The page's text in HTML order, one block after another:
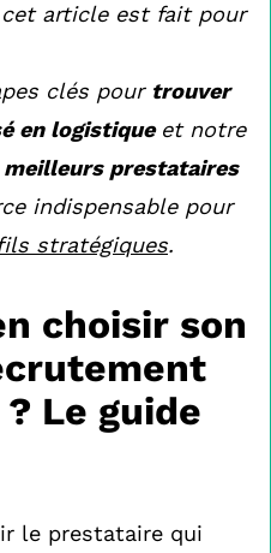
cet article est fait pour
clés pour trouver
en logistique et notre
meilleurs prestataires
indispensable pour
stratégiques.
choisir son
Le guide
le prestataire qui